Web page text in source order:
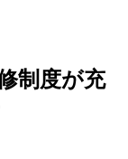
制度が充